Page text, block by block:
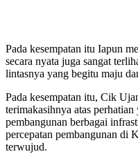
Pada kesempatan itu Iapun
secara nyata juga sangat
lintasnya yang begitu maju
Pada kesempatan itu, Cik
terimakasihnya atas
pembangunan berbagai
percepatan pembangunan di
terwujud.